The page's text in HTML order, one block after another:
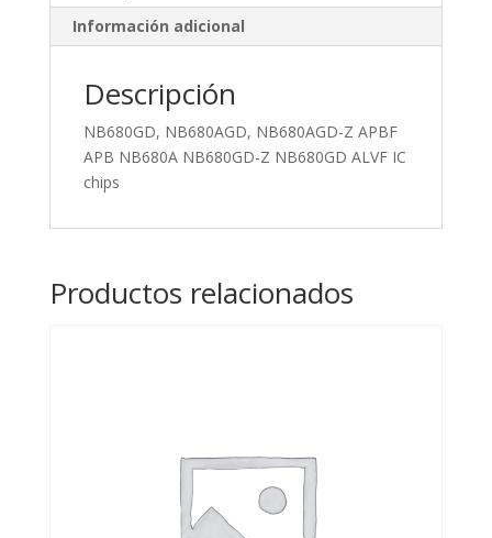
NB680GD
ALVF
Información adicional
Descripción
NB680GD, NB680AGD, NB680AGD-Z APBF
APB NB680A NB680GD-Z NB680GD ALVF IC
chips
Productos relacionados